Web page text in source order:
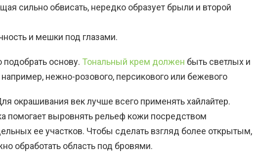
сильно обвисать, нередко образует брыли и второй
и мешки под глазами.
основу. Тональный крем должен быть светлых и
например, нежно-розового, персикового или бежевого
окрашивания век лучше всего применять хайлайтер.
помогает выровнять рельеф кожи посредством
ее участков. Чтобы сделать взгляд более открытым,
обработать область под бровями.